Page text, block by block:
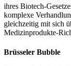
ihres Biotech-
komplexe
gleichzeitig mit sich
Medizinprodukte-
Brüsseler Bubble